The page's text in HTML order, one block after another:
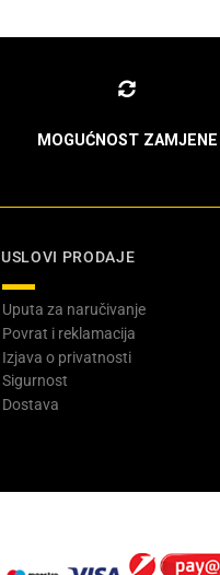
MOGUĆNOST ZAMJENE
USLOVI PRODAJE
Uputa za naručivanje
Povrat i reklamacija
Izjava o privatnosti
Sigurnost
Dostava